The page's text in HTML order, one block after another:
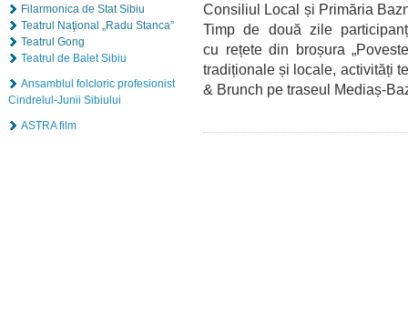
Filarmonica de Stat Sibiu
Teatrul Naţional „Radu Stanca”
Teatrul Gong
Teatrul de Balet Sibiu
Ansamblul folcloric profesionist
Cindrelul-Junii Sibiului
ASTRA film
Consiliul Local și Primăria
Timp de două zile
cu rețete din broșura
tradiționale și locale, activități
& Brunch pe traseul Mediaș-